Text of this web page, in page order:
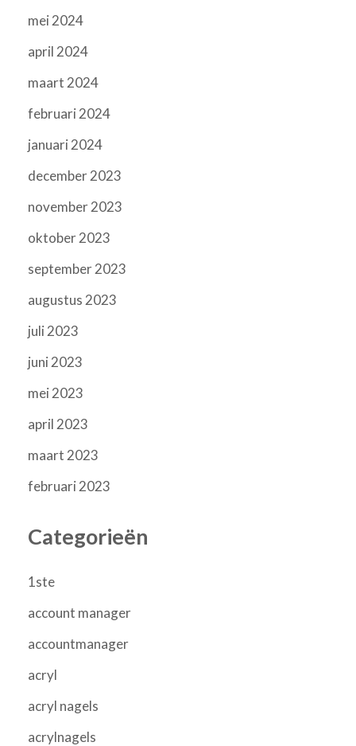
mei 2024
april 2024
maart 2024
februari 2024
januari 2024
december 2023
november 2023
oktober 2023
september 2023
augustus 2023
juli 2023
juni 2023
mei 2023
april 2023
maart 2023
februari 2023
Categorieën
1ste
account manager
accountmanager
acryl
acryl nagels
acrylnagels